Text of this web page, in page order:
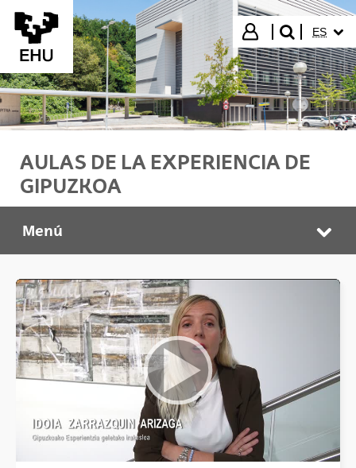
Saltar al contenido principal
Iniciar sesión
buscar"
ES
AULAS DE LA EXPERIENCIA DE
GIPUZKOA
Aulas de la experiencia de Gipuzkoa
Menú